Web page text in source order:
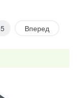
5 Вперед